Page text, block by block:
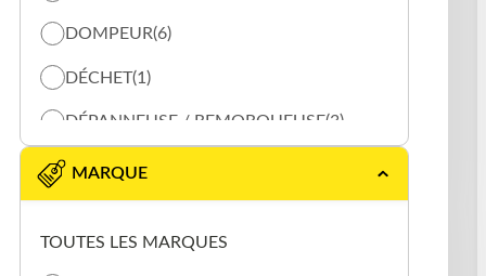
DOMPEUR(6)
DÉCHET(1)
DÉPANNEUSE / REMORQUEUSE(3)
GRUE(1)
MARQUE
TOUTES LES MARQUES